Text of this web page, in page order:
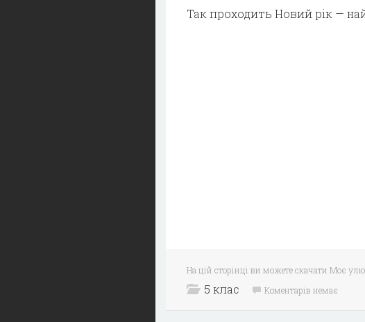
Так проходить Новий рік —
На цій сторінці ви можете скачати Моє
5 клас Коментарів немає